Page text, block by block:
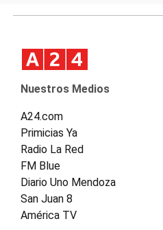
Nuestros Medios
A24.com
Primicias Ya
Radio La Red
FM Blue
Diario Uno Mendoza
San Juan 8
América TV